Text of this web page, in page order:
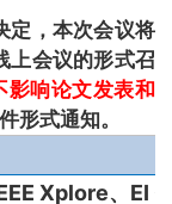
定，本次会议将
上会议的形式召
影响论文发表和
形式通知。
Xplore、EI